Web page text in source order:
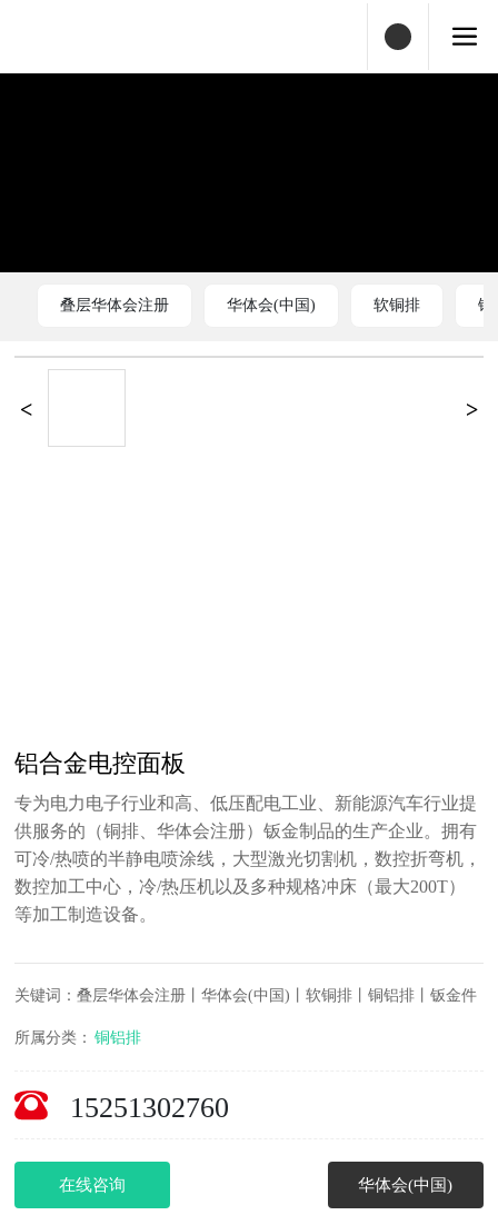
叠层华体会注册 华体会(中国) 软铜排 铜
铝合金电控面板
专为电力电子行业和高、低压配电工业、新能源汽车行业提
供服务的（铜排、华体会注册）钣金制品的生产企业。拥有
可冷/热喷的半静电喷涂线，大型激光切割机，数控折弯机，
数控加工中心，冷/热压机以及多种规格冲床（最大200T）
等加工制造设备。
关键词：叠层华体会注册丨华体会(中国)丨软铜排丨铜铝排丨钣金件
所属分类： 铜铝排
15251302760
在线咨询 华体会(中国)